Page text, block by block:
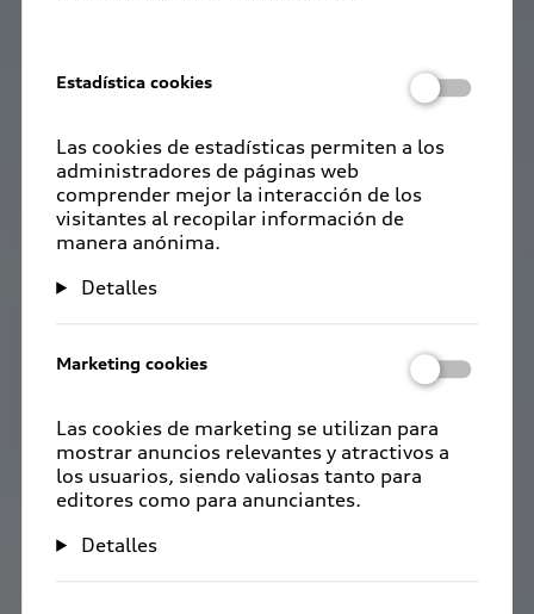
Estadística cookies
Las cookies de estadísticas permiten a los
administradores de páginas web
comprender mejor la interacción de los
visitantes al recopilar información de
manera anónima.
Detalles
Marketing cookies
Las cookies de marketing se utilizan para
mostrar anuncios relevantes y atractivos a
los usuarios, siendo valiosas tanto para
editores como para anunciantes.
Detalles